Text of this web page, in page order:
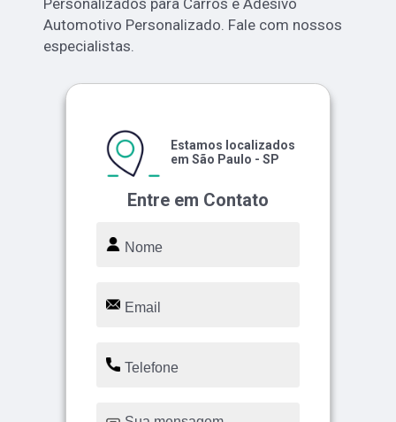
Personalizados para Carros e Adesivo
Automotivo Personalizado. Fale com nossos
especialistas.
Entre em Contato
Estamos localizados
em São Paulo - SP